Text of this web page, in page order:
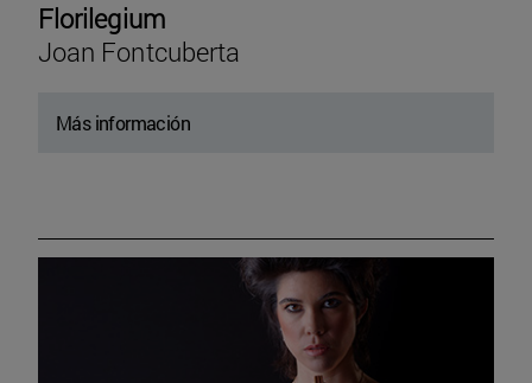
Florilegium
Joan Fontcuberta
Más información